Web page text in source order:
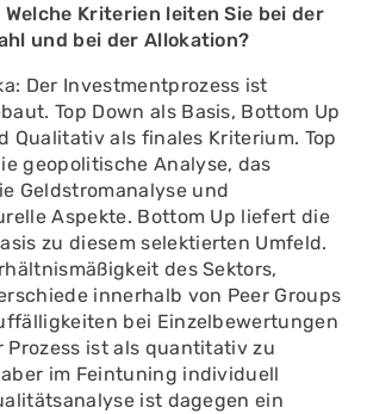
Kriterien leiten Sie bei der
und bei der Allokation?
Der Investmentprozess ist
Top Down als Basis, Bottom Up
Qualitativ als finales Kriterium. Top
geopolitische Analyse, das
Geldstromanalyse und
Aspekte. Bottom Up liefert die
zu diesem selektierten Umfeld.
des Sektors,
innerhalb von Peer Groups
bei Einzelbewertungen
Prozess ist als quantitativ zu
im Feintuning individuell
ist dagegen ein